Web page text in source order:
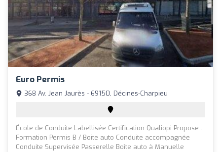
Euro Permis
368 Av. Jean Jaurès - 69150, Décines-Charpieu
École de Conduite Labellisée Certification Qualiopi Propose :
Formation Permis B / Boite auto Conduite accompagnée
Conduite Supervisée Passerelle Boîte auto à Manuelle